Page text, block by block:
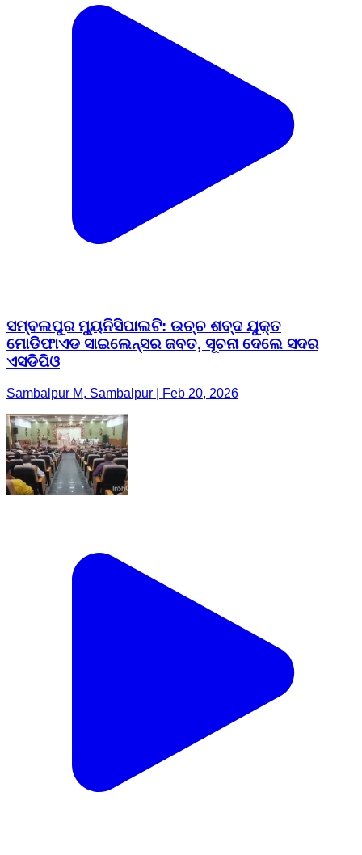
ସମ୍ବଲପୁର ମ୍ୟୁନିସିପାଲଟି: ଉଚ୍ଚ ଶବ୍ଦ ଯୁକ୍ତ
ମୋଡିଫାଏଡ ସାଇଲେନ୍ସର ଜବତ, ସୂଚନା ଦେଲେ ସଦର
ଏସଡିପିଓ
Sambalpur M, Sambalpur | Feb 20, 2026